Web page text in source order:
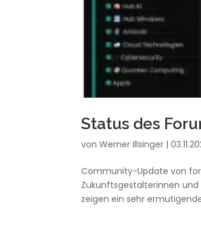
Status des
vonWerner Illsinger |
Community-Update von
Zukunftsgestalterinnen
zeigen ein sehr